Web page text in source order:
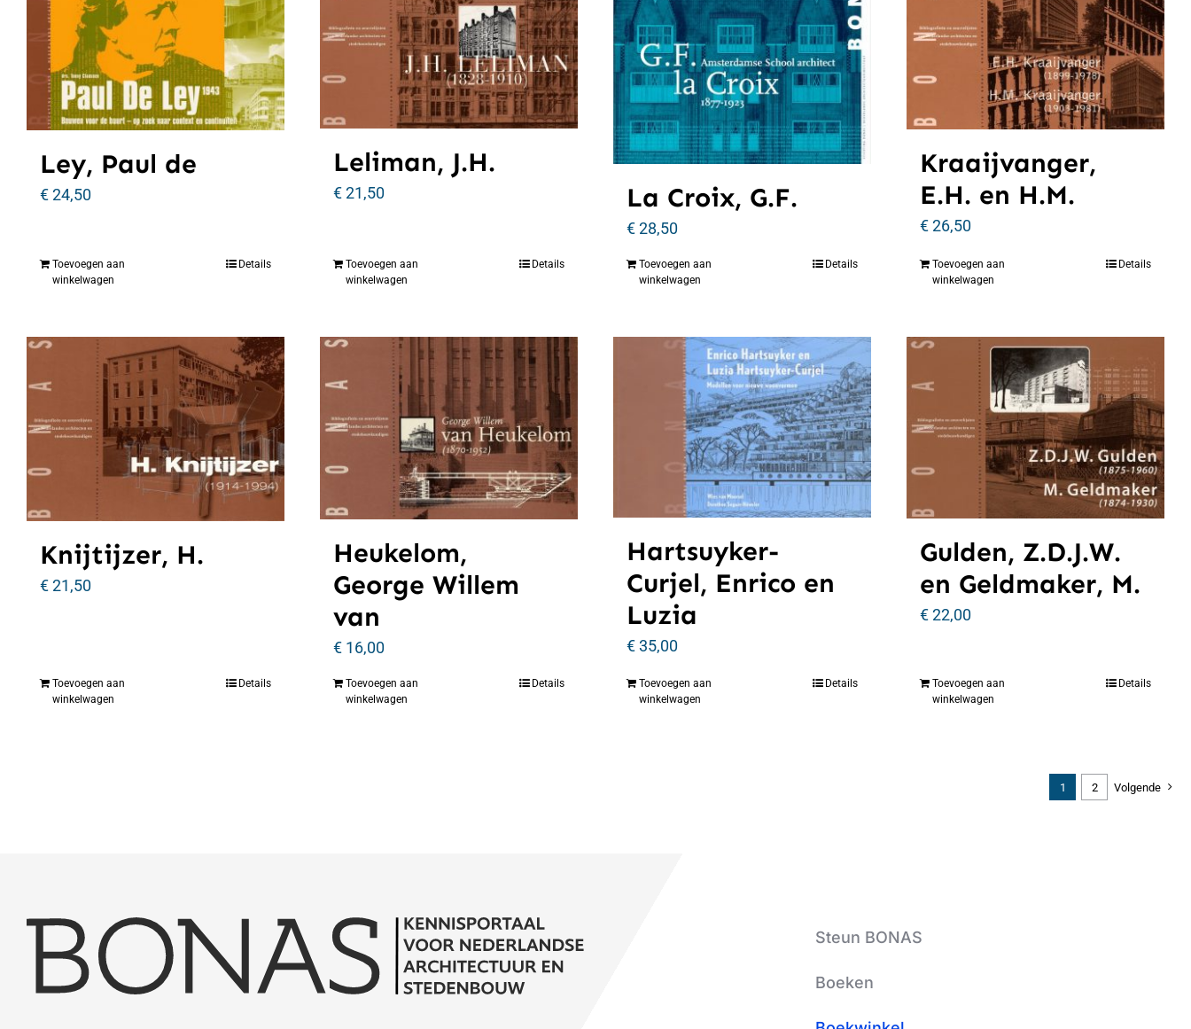
Ley, Paul de
€24,50
Toevoegen aan
winkelwagen
Details
Leliman, J.H.
€21,50
Toevoegen aan
winkelwagen
Details
La Croix, G.F.
€28,50
Toevoegen aan
winkelwagen
Details
Kraaijvanger,
E.H. en H.M.
€26,50
Toevoegen aan
winkelwagen
Details
Knijtijzer, H.
€21,50
Toevoegen aan
winkelwagen
Details
Heukelom,
George Willem
van
€ 16,00
Toevoegen aan
winkelwagen
Details
Hartsuyker-
Curjel, Enrico en
Luzia
€35,00
Toevoegen aan
winkelwagen
Details
Gulden, Z.D.J.W.
en Geldmaker, M.
€22,00
Toevoegen aan
winkelwagen
Details
1 2 Volgende
Steun BONAS
Boeken